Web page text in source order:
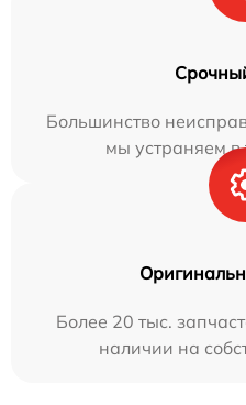
Большинство
мы устраняем в
Более 20 тыс.
наличии на